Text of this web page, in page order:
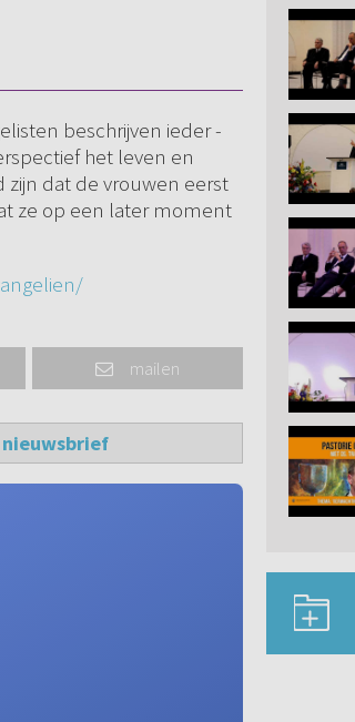
beschrijven ieder -
het leven en
zijn dat de vrouwen eerst
ze op een later moment
mailen